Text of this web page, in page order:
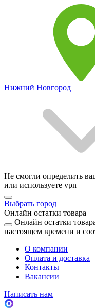
Нижний Новгород
Не смогли определить
или используете vpn
Выбрать город
Онлайн остатки товара
Онлайн остатки
настоящем времени и
О компании
Оплата и доставка
Контакты
Вакансии
Написать нам